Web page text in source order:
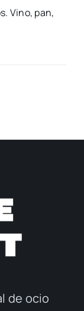
Vino, pan,
de ocio